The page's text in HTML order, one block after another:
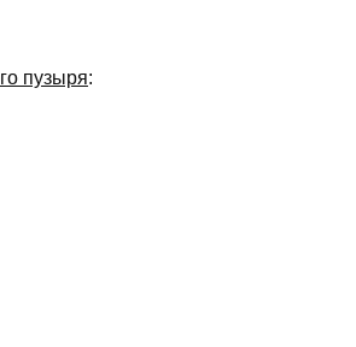
пузыря: